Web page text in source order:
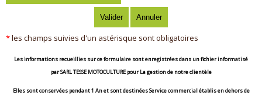
*les champs suivies d'un astérisque sont obligatoires
Les informations recueillies sur ce formulaire sont enregistrées dans un fichier informatisé
parSARL TESSE MOTOCULTURE pourLa gestion de notre clientèle
Elles sont conservées pendant1 Anet sont destinéesService commercial établis en dehors de